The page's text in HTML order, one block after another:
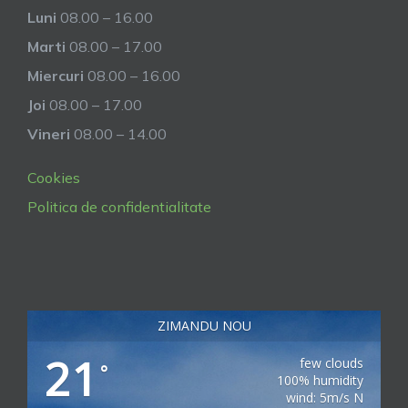
Luni 08.00 – 16.00
Marti 08.00 – 17.00
Miercuri 08.00 – 16.00
Joi 08.00 – 17.00
Vineri 08.00 – 14.00
Cookies
Politica de confidentialitate
ZIMANDU NOU
21 °
few clouds
100% humidity
wind: 5m/s N